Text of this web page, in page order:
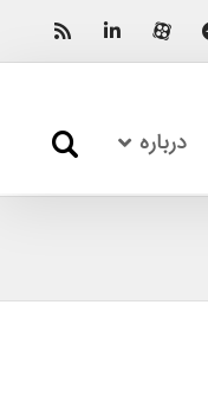
درباره